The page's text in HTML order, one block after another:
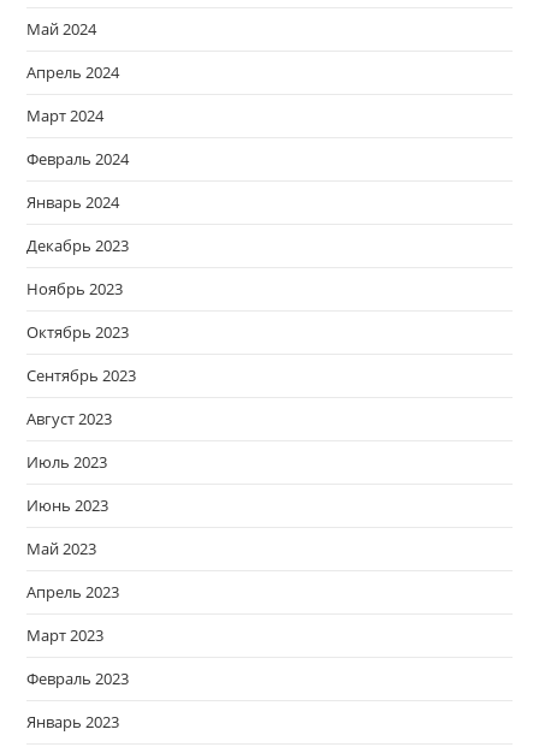
Май 2024
Апрель 2024
Март 2024
Февраль 2024
Январь 2024
Декабрь 2023
Ноябрь 2023
Октябрь 2023
Сентябрь 2023
Август 2023
Июль 2023
Июнь 2023
Май 2023
Апрель 2023
Март 2023
Февраль 2023
Январь 2023